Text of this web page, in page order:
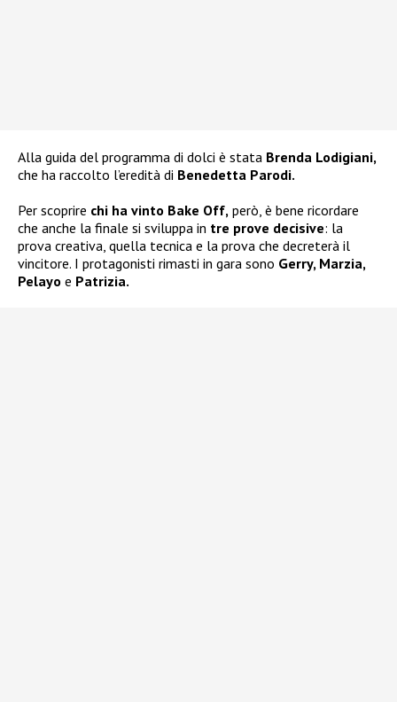
Alla guida del programma di dolci è stata Brenda Lodigiani,
che ha raccolto l’eredità di Benedetta Parodi.
Per scoprire chi ha vinto Bake Off, però, è bene ricordare
che anche la finale si sviluppa in tre prove decisive: la
prova creativa, quella tecnica e la prova che decreterà il
vincitore. I protagonisti rimasti in gara sono Gerry, Marzia,
Pelayo e Patrizia.